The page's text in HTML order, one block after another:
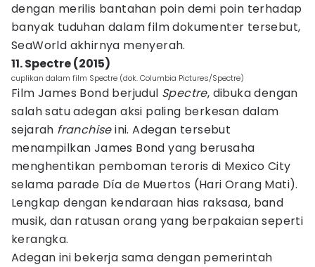
dengan merilis bantahan poin demi poin terhadap
banyak tuduhan dalam film dokumenter tersebut,
SeaWorld akhirnya menyerah.
11. Spectre (2015)
cuplikan dalam film Spectre (dok. Columbia Pictures/Spectre)
Film James Bond berjudul Spectre, dibuka dengan
salah satu adegan aksi paling berkesan dalam
sejarah franchiseini. Adegan tersebut
menampilkan James Bond yang berusaha
menghentikan pemboman teroris di Mexico City
selama parade Día de Muertos (Hari Orang Mati).
Lengkap dengan kendaraan hias raksasa, band
musik, dan ratusan orang yang berpakaian seperti
kerangka.
Adegan ini bekerja sama dengan pemerintah